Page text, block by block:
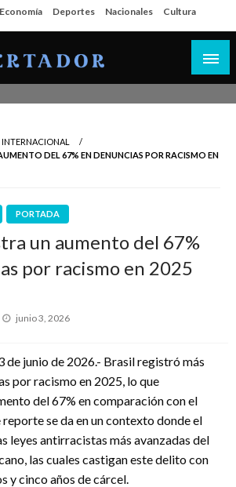
Economía Deportes Nacionales Cultura
INTERNACIONAL
DEL 67% EN DENUNCIAS POR RACISMO EN
PORTADA
un aumento del 67%
por racismo en 2025
Publicado
junio 3, 2026
de junio de 2026.- Brasil registró más
por racismo en 2025, lo que
del 67% en comparación con el
se da en un contexto donde el
leyes antirracistas más avanzadas del
las cuales castigan este delito con
y cinco años de cárcel.